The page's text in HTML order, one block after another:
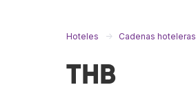
Hoteles Cadenas hoteleras
THB